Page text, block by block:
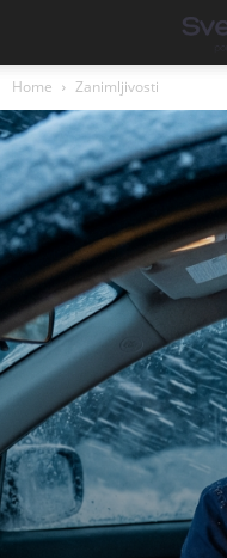
Home Zanimljivosti